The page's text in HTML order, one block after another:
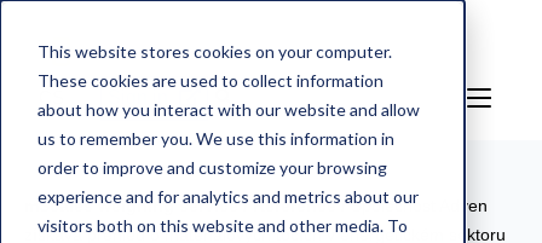
This website stores cookies on your computer.
These cookies are used to collect information
about how you interact with our website and allow
us to remember you. We use this information in
order to improve and customize your browsing
experience and for analytics and metrics about our
visitors both on this website and other media. To
mScales weighing service/ Reference/Společnost Adven
získává přehled o materiálových tocích v energetickém sektoru